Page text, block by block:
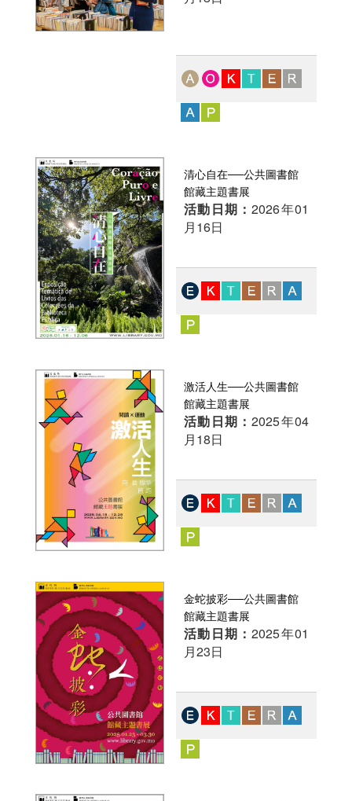
清心自在──公共圖書館
館藏主題書展
活動日期：2026年01
月16日
激活人生──公共圖書館
館藏主題書展
活動日期：2025年04
月18日
金蛇披彩──公共圖書館
館藏主題書展
活動日期：2025年01
月23日